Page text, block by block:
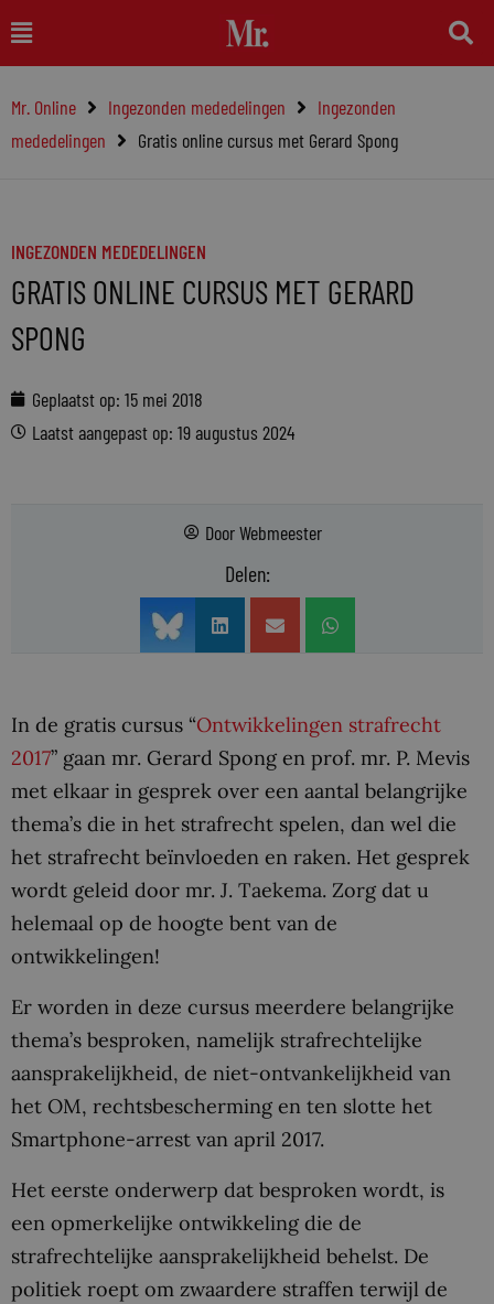
naar
inhoud
Main
Menu
Mr. Online Ingezonden mededelingen
Ingezonden
mededelingen
Gratis online cursus met Gerard Spong
INGEZONDEN MEDEDELINGEN
GRATIS ONLINE CURSUS MET GERARD
SPONG
Geplaatst op: 15 mei 2018
Laatst aangepast op: 19 augustus 2024
DoorWebmeester
Delen:
In de gratis cursus “Ontwikkelingen strafrecht
2017” gaan mr. Gerard Spong en prof. mr. P. Mevis
met elkaar in gesprek over een aantal belangrijke
thema’s die in het strafrecht spelen, dan wel die
het strafrecht beïnvloeden en raken. Het gesprek
wordt geleid door mr. J. Taekema. Zorg dat u
helemaal op de hoogte bent van de
ontwikkelingen!
Er worden in deze cursus meerdere belangrijke
thema’s besproken, namelijk strafrechtelijke
aansprakelijkheid, de niet-ontvankelijkheid van
het OM, rechtsbescherming en ten slotte het
Smartphone-arrest van april 2017.
Het eerste onderwerp dat besproken wordt, is
een opmerkelijke ontwikkeling die de
strafrechtelijke aansprakelijkheid behelst. De
politiek roept om zwaardere straffen terwijl de